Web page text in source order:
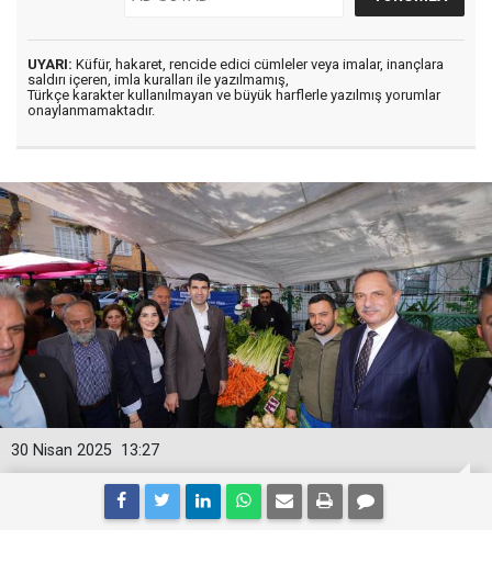
UYARI: Küfür, hakaret, rencide edici cümleler veya imalar, inançlara
saldırı içeren, imla kuralları ile yazılmamış,
Türkçe karakter kullanılmayan ve büyük harflerle yazılmış yorumlar
onaylanmamaktadır.
13:27
30 Nisan 2025